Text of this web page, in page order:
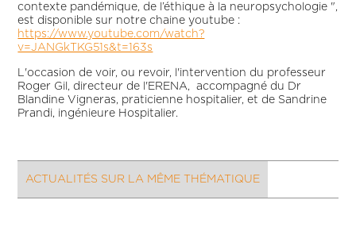
contexte pandémique, de l’éthique à la neuropsychologie ",
est disponible sur notre chaine youtube :
https://www.youtube.com/watch?
v=JANGkTKG51s&t=163s
L'occasion de voir, ou revoir, l'intervention du professeur
Roger Gil, directeur de l'ERENA, accompagné du Dr
Blandine Vigneras, praticienne hospitalier, et de Sandrine
Prandi, ingénieure Hospitalier.
ACTUALITÉS SUR LA MÊME THÉMATIQUE